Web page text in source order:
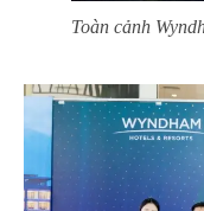
Toàn cảnh